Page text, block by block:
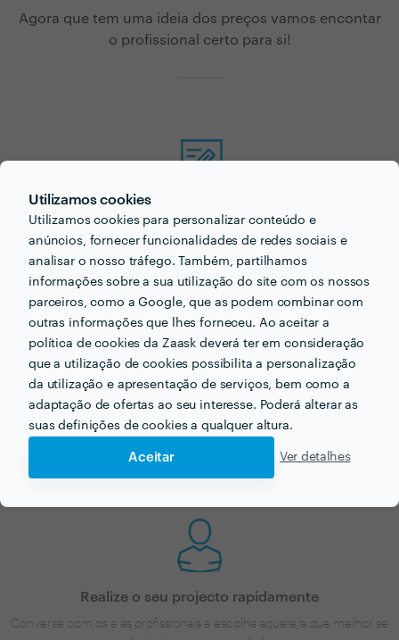
Utilizamos cookies
Utilizamos cookies para personalizar conteúdo e
anúncios, fornecer funcionalidades de redes sociais e
analisar o nosso tráfego. Também, partilhamos
informações sobre a sua utilização do site com os nossos
parceiros, como a Google, que as podem combinar com
outras informações que lhes forneceu. Ao aceitar a
política de cookies da Zaask deverá ter em consideração
que a utilização de cookies possibilita a personalização
da utilização e apresentação de serviços, bem como a
adaptação de ofertas ao seu interesse. Poderá alterar as
suas definições de cookies a qualquer altura.
Aceitar Ver detalhes
Agora que tem uma ideia dos preços vamos encontar
o profissional certo para si!
Faça o seu pedido sem compromisso
Preencha um breve questionário explicando-nos aquilo de que
necessita.
Compare as diferentes propostas, perfis, portefólios e avaliações.
Realize o seu projecto rapidamente
Converse com os e as profissionais e escolha aquele/a que melhor se